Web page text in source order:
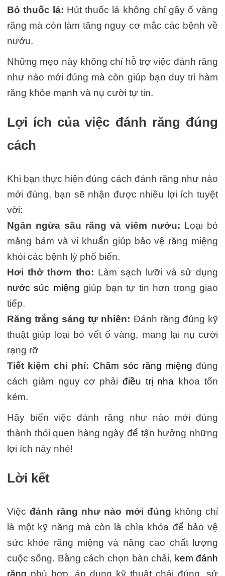
Bỏ thuốc lá: Hút thuốc lá không chỉ gây ố vàng
răng mà còn làm tăng nguy cơ mắc các bệnh về
nướu.
Những mẹo này không chỉ hỗ trợ việc đánh răng
như nào mới đúng mà còn giúp bạn duy trì hàm
răng khỏe mạnh và nụ cười tự tin.
Lợi ích của việc đánh răng đúng
cách
Khi bạn thực hiện đúng cách đánh răng như nào
mới đúng, bạn sẽ nhận được nhiều lợi ích tuyệt
vời:
Ngăn ngừa sâu răng và viêm nướu: Loại bỏ
mảng bám và vi khuẩn giúp bảo vệ răng miệng
khỏi các bệnh lý phổ biến.
Hơi thở thơm tho: Làm sạch lưỡi và sử dụng
nước súc miệng giúp bạn tự tin hơn trong giao
tiếp.
Răng trắng sáng tự nhiên: Đánh răng đúng kỹ
thuật giúp loại bỏ vết ố vàng, mang lại nụ cười
rạng rỡ
Tiết kiệm chi phí: Chăm sóc răng miệng đúng
cách giảm nguy cơ phải điều trị nha khoa tốn
kém.
Hãy biến việc đánh răng như nào mới đúng
thành thói quen hàng ngày để tận hưởng những
lợi ích này nhé!
Lời kết
Việcđánh răng như nào mới đúng không chỉ
là một kỹ năng mà còn là chìa khóa để bảo vệ
sức khỏe răng miệng và nâng cao chất lượng
cuộc sống. Bằng cách chọn bàn chải, kem đánh
răng phù hợp, áp dụng kỹ thuật chải đúng, sử